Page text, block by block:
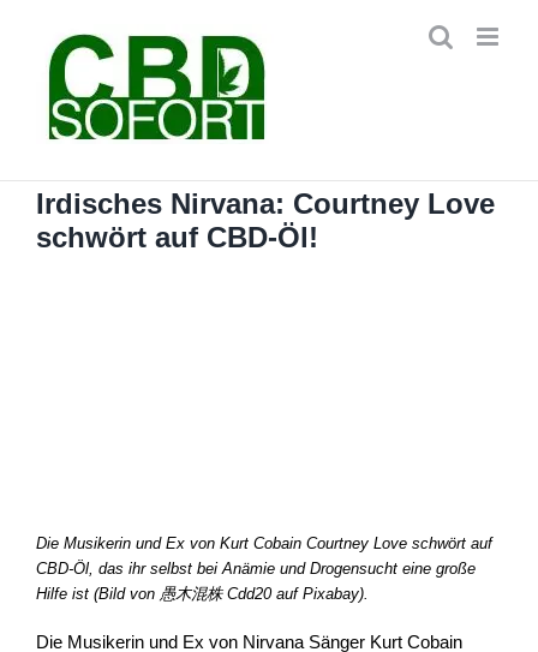
springen
Irdisches Nirvana: Courtney Love
schwört auf CBD-Öl!
Die Musikerin und Ex von Kurt Cobain Courtney Love schwört auf
CBD-Öl, das ihr selbst bei Anämie und Drogensucht eine große
Hilfe ist (Bild von 愚木混株 Cdd20 auf Pixabay).
Die Musikerin und Ex von Nirvana Sänger Kurt Cobain